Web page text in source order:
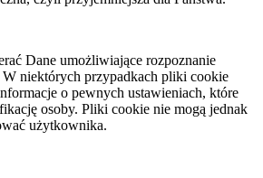
Dane umożliwiające rozpoznanie
W niektórych przypadkach pliki cookie
o pewnych ustawieniach, które
osoby. Pliki cookie nie mogą jednak
użytkownika.